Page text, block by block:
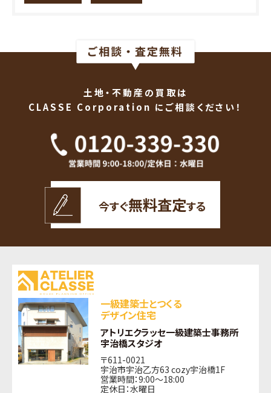
土地・不動産の買取は
CLASSE Corporation にご相談ください！
今すぐ無料査定する
一級建築士とつくる
デザイン住宅
アトリエクラッセ一級建築士事務所
宇治橋スタジオ
〒611-0021
宇治市宇治乙方63 cozy宇治橋1F
営業時間：9:00〜18:00
定休日：水曜日